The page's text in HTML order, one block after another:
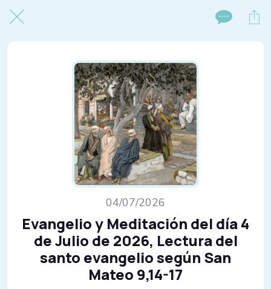
04/07/2026
Evangelio y Meditación del día 4
de Julio de 2026, Lectura del
santo evangelio según San
Mateo 9,14-17